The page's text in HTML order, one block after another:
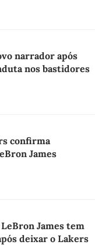
narrador após
nos bastidores
confirma
James
James tem
deixar o Lakers